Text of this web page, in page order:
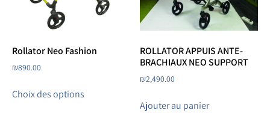
Rollator Neo Fashion
₪890.00
Choix des options
ROLLATOR APPUIS ANTE-
BRACHIAUX NEO SUPPORT
₪2,490.00
Ajouter au panier